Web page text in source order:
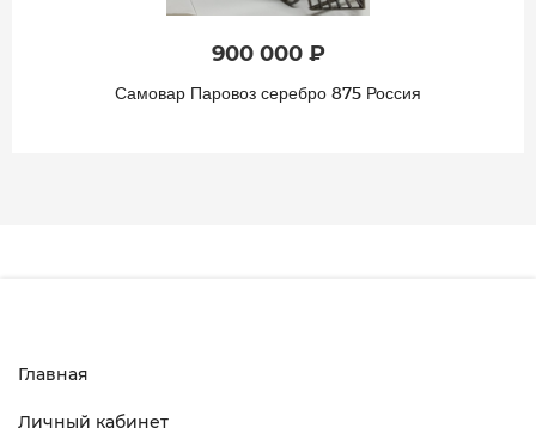
900 000 ₽
Самовар Паровоз серебро 875 Россия
Главная
Личный кабинет